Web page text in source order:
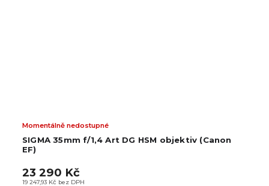
SIGMA 35mm f/1,4 Art DG HSM objektiv (Canon
EF)
Momentálně nedostupné
19 247,93 Kč bez DPH
23 290 Kč